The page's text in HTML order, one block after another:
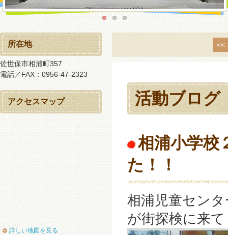
<<
活動ブログ
相浦小学校
た！！
相浦児童セン
が街探検に来
所在地
佐世保市相浦町357
電話／FAX：0956-47-2323
アクセスマップ
詳しい地図を見る